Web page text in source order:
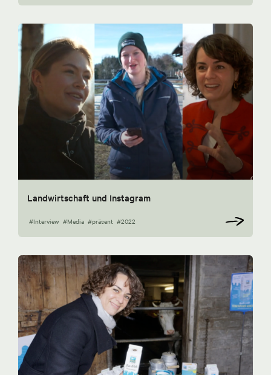
Landwirtschaft und Instagram
#Interview #Media #präsent #2022